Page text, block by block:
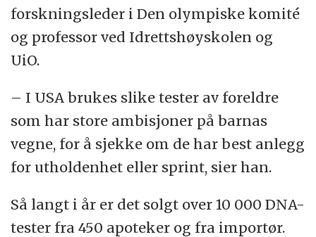
forskningsleder i Den olympiske komité
og professor ved Idrettshøyskolen og
UiO.
– I USA brukes slike tester av foreldre
som har store ambisjoner på barnas
vegne, for å sjekke om de har best anlegg
for utholdenhet eller sprint, sier han.
Så langt i år er det solgt over 10 000 DNA-
tester fra 450 apoteker og fra importør.